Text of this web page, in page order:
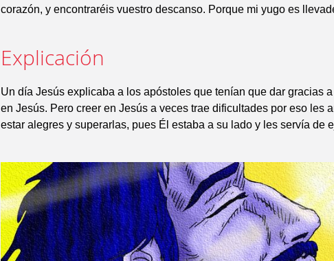
corazón, y encontraréis vuestro descanso. Porque mi yugo es
Explicación
Un día Jesús explicaba a los apóstoles que tenían que dar gracias
en Jesús. Pero creer en Jesús a veces trae dificultades por eso les
estar alegres y superarlas, pues Él estaba a su lado y les servía de